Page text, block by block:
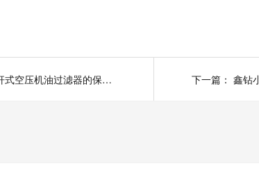
鑫钻小知识|螺杆式空压机油过滤器的保养方法是什么? 下一篇：